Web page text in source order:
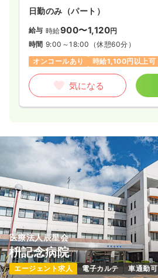
日勤のみ（パート）
給与 時給900〜1,120円
時間 9:00～18:00 （休憩60分）
オンコールあり
時給1,100円以上可
気になる
医療法人辰星会
枡記念病院
エージェント求人 電子カルテ 車通勤可